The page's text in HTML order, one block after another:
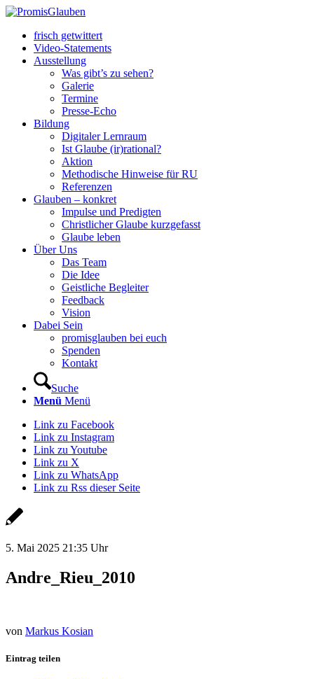
frisch getwittert
Video-Statements
Ausstellung
Was gibt’s zu sehen?
Galerie
Termine
Presse-Echo
Bildung
Digitaler Lernraum
Ist Glaube (ir)rational?
Aktion
Methodische Hinweise für RU
Referenzen
Glauben – konkret
Impulse und Predigten
Christlicher Glaube kurzgefasst
Glaube leben
Über Uns
Das Team
Die Idee
Geistliche Begleiter
Feedback
Vision
Dabei Sein
promisglauben bei euch
Spenden
Kontakt
Suche
Menü Menü
Link zu Facebook
Link zu Instagram
Link zu Youtube
Link zu X
Link zu WhatsApp
Link zu Rss dieser Seite
5. Mai 2025 21:35 Uhr
Andre_Rieu_2010
von Markus Kosian
Eintrag teilen